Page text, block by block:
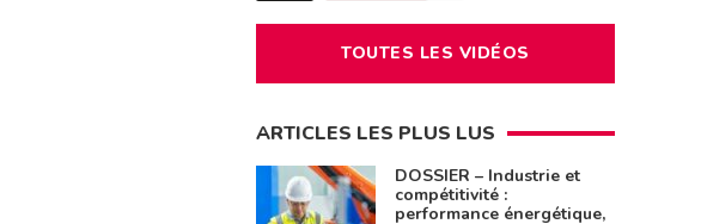
TOUTES LES VIDÉOS
ARTICLES LES PLUS LUS
DOSSIER – Industrie et
compétitivité :
performance énergétique,